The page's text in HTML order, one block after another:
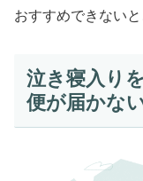
おすすめできないと
泣き寝入り
便が届かな